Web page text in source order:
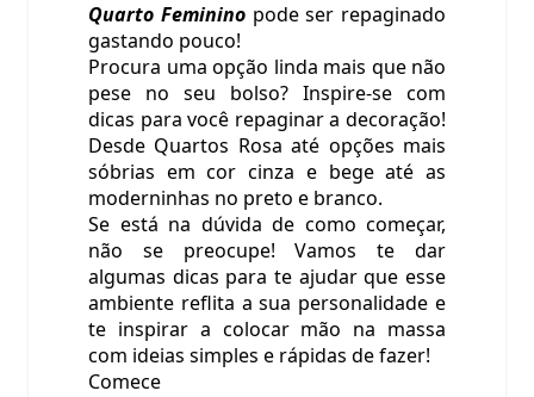
Quarto Femininopode ser repaginado
gastando pouco!
Procura uma opção linda mais que não
pese no seu bolso? Inspire-se com
dicas para você repaginar a decoração!
Desde Quartos Rosa até opções mais
sóbrias em cor cinza e bege até as
moderninhas no preto e branco.
Se está na dúvida de como começar,
não se preocupe! Vamos te dar
algumas dicas para te ajudar que esse
ambiente reflita a sua personalidade e
te inspirar a colocar mão na massa
com ideias simples e rápidas de fazer!
Comece